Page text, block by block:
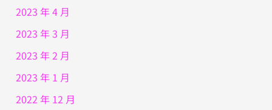
2023 年 4 月
2023 年 3 月
2023 年 2 月
2023 年 1 月
2022 年 12 月